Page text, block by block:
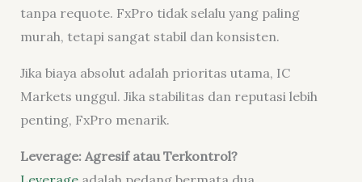
tanpa requote. FxPro tidak selalu yang paling
murah, tetapi sangat stabil dan konsisten.
Jika biaya absolut adalah prioritas utama, IC
Markets unggul. Jika stabilitas dan reputasi lebih
penting, FxPro menarik.
Leverage: Agresif atau Terkontrol?